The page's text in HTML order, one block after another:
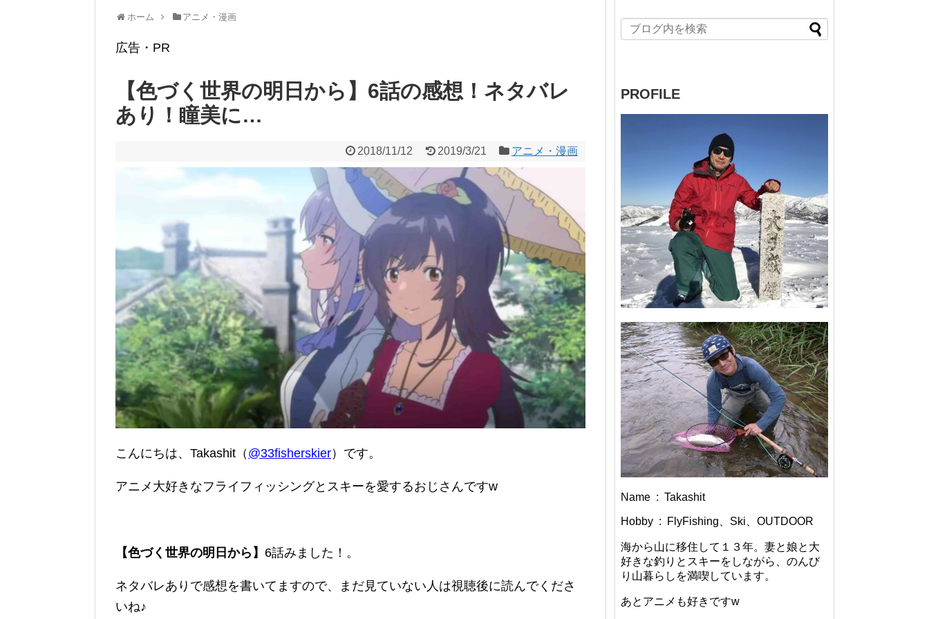
ホーム アニメ・漫画
広告・PR
【色づく世界の明日から】6話の感想！ネタバレ
あり！瞳美に…
2018/11/12 2019/3/21 アニメ・漫画
こんにちは、Takashit（ @33fisherskier）です。
アニメ大好きなフライフィッシングとスキーを愛するおじさんですw
【色づく世界の明日から】 6話みました！。
ネタバレありで感想を書いてますので、まだ見ていない人は視聴後に読んでくださ
いね♪
PROFILE
Name : Takashit
Hobby : FlyFishing、Ski、OUTDOOR
海から山に移住して１３年。妻と娘と大
好きな釣りとスキーをしながら、のんび
り山暮らしを満喫しています。
あとアニメも好きですw